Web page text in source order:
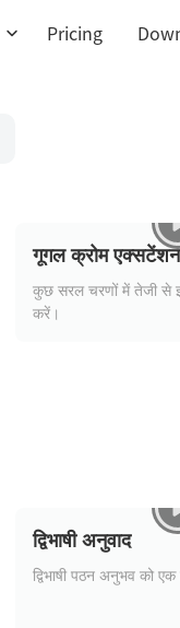
गूगल क्रोम एक्सटेंशन
कुछ सरल चरणों में तेजी से
करें।
द्विभाषी अनुवाद
द्विभाषी पठन अनुभव को
Pricing